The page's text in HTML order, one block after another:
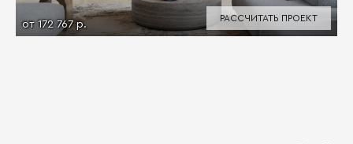
от 172 767 р.
РАССЧИТАТЬ ПРОЕКТ